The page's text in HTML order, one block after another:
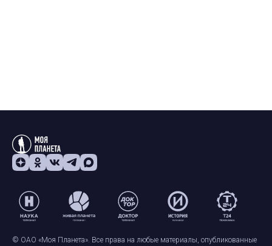
© ОАО «Моя Планета». Все права на любые материалы, опубликованные